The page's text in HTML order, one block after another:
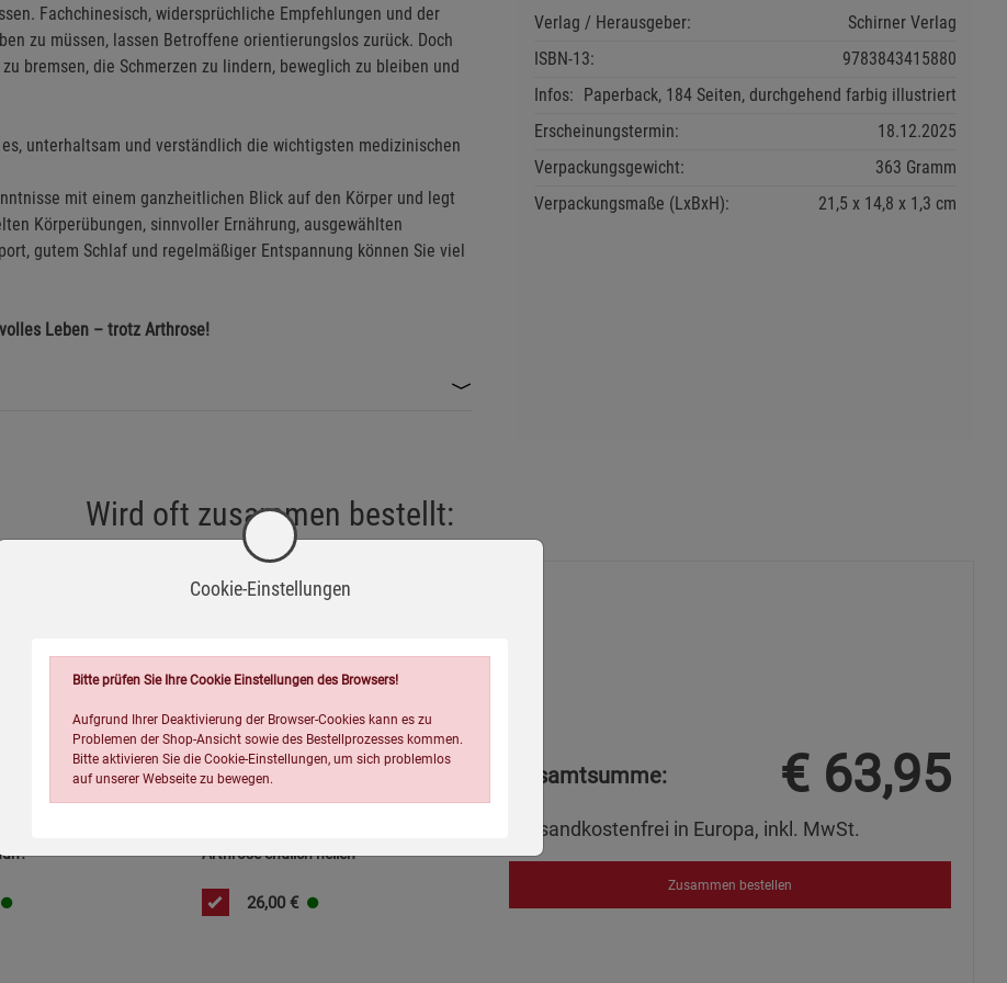
Fachchinesisch, widersprüchliche Empfehlungen und der
zu müssen, lassen Betroffene orientierungslos zurück. Doch
bremsen, die Schmerzen zu lindern, beweglich zu bleiben und
unterhaltsam und verständlich die wichtigsten medizinischen
mit einem ganzheitlichen Blick auf den Körper und legt
Körperübungen, sinnvoller Ernährung, ausgewählten
gutem Schlaf und regelmäßiger Entspannung können Sie viel
Leben – trotz Arthrose!
Verlag / Herausgeber:
Schirner Verlag
ISBN-13:
9783843415880
Infos: Paperback, 184 Seiten, durchgehend farbig illustriert
Erscheinungstermin:
18.12.2025
Verpackungsgewicht:
363 Gramm
Verpackungsmaße (LxBxH):
21,5 14,8 1,3 cm
Wird oft zusammen bestellt:
Arthrose endlich heilen
26,00 €
= Gesamtsumme: € 63,95
Versandkostenfrei in Europa, inkl. MwSt.
Zusammen bestellen
Cookie-Einstellungen
Bitte prüfen Sie Ihre Cookie Einstellungen des Browsers!
Aufgrund Ihrer Deaktivierung der Browser-Cookies kann es zu
Problemen der Shop-Ansicht sowie des Bestellprozesses kommen.
Bitte aktivieren Sie die Cookie-Einstellungen, um sich problemlos
auf unserer Webseite zu bewegen.